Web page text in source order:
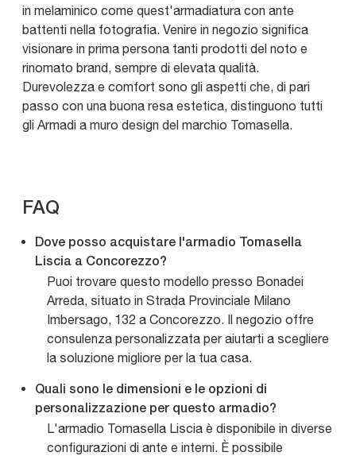
in melaminico come quest'armadiatura con ante
battenti nella fotografia. Venire in negozio significa
visionare in prima persona tanti prodotti del noto e
rinomato brand, sempre di elevata qualità.
Durevolezza e comfort sono gli aspetti che, di pari
passo con una buona resa estetica, distinguono tutti
gli Armadi a muro design del marchio Tomasella.
FAQ
Dove posso acquistare l'armadio Tomasella
Liscia a Concorezzo?
Puoi trovare questo modello presso Bonadei
Arreda, situato in Strada Provinciale Milano
Imbersago, 132 a Concorezzo. Il negozio offre
consulenza personalizzata per aiutarti a scegliere
la soluzione migliore per la tua casa.
Quali sono le dimensioni e le opzioni di
personalizzazione per questo armadio?
L'armadio Tomasella Liscia è disponibile in diverse
configurazioni di ante e interni. È possibile